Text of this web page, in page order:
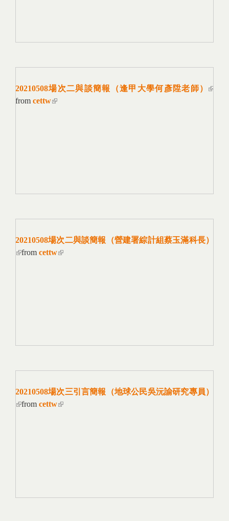
20210508場次二與談簡報（逢甲大學何彥陞老師）
from cettw(link is external)
20210508場次二與談簡報（營建署綜計組蔡玉滿科長）
(link is external)
from cettw(link is external)
20210508場次三引言簡報（地球公民吳沅諭研究專員）
(link is external)
from cettw(link is external)